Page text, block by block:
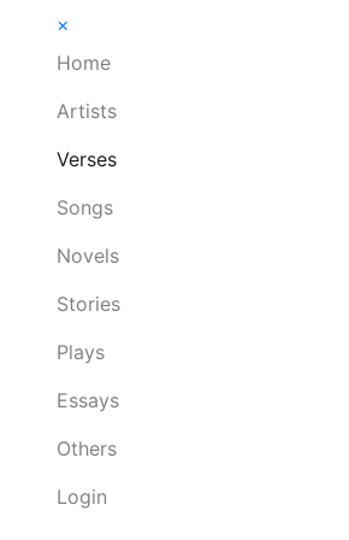
×
Home
Artists
Verses
Songs
Novels
Stories
Plays
Essays
Others
Login